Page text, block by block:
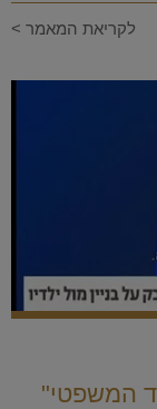
לקריאת המאמר >
המשפטי"